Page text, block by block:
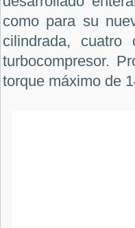
como para su
cilindrada, cuatro
turbocompresor.
torque máximo de